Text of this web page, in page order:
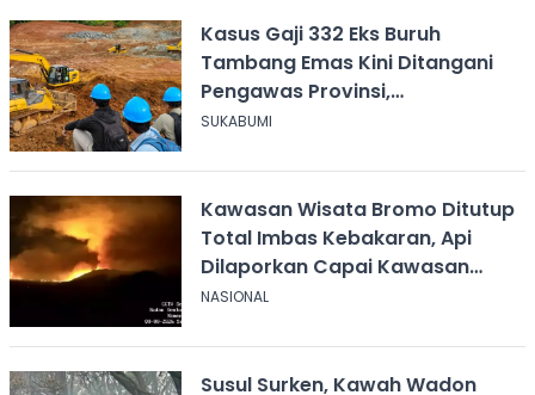
Kasus Gaji 332 Eks Buruh
Tambang Emas Kini Ditangani
Pengawas Provinsi,
Disnakertrans Sukabumi Terus
SUKABUMI
Kawasan Wisata Bromo Ditutup
Total Imbas Kebakaran, Api
Dilaporkan Capai Kawasan
Sabana
NASIONAL
Susul Surken, Kawah Wadon